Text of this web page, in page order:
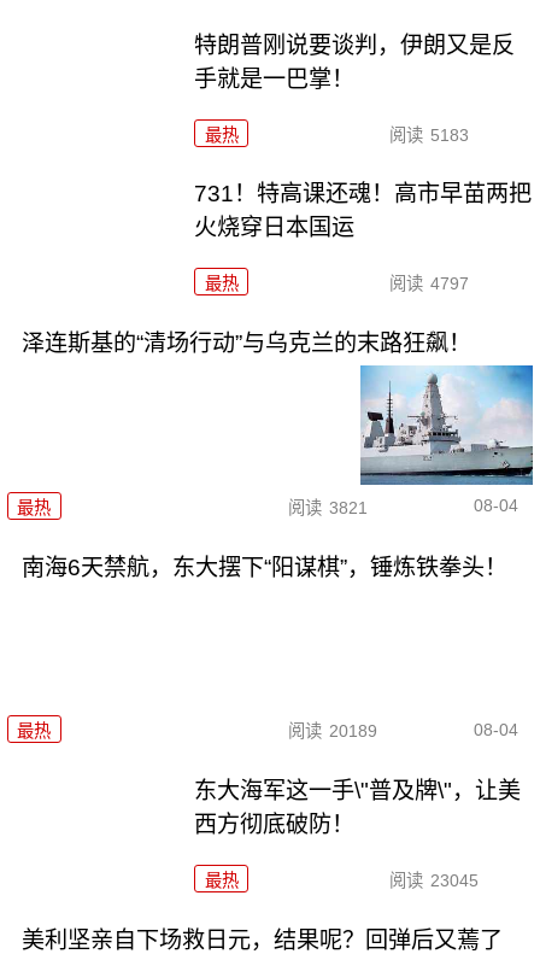
特朗普刚说要谈判，伊朗又是反
手就是一巴掌！
最热 阅读 5183
731！特高课还魂！高市早苗两把
火烧穿日本国运
最热 阅读 4797
泽连斯基的“清场行动”与乌克兰的末路狂飙！
最热 阅读 3821 08-04
南海6天禁航，东大摆下“阳谋棋”，锤炼铁拳头！
最热 阅读 20189 08-04
东大海军这一手\"普及牌\"，让美
西方彻底破防！
最热 阅读 23045
美利坚亲自下场救日元，结果呢？回弹后又蔫了